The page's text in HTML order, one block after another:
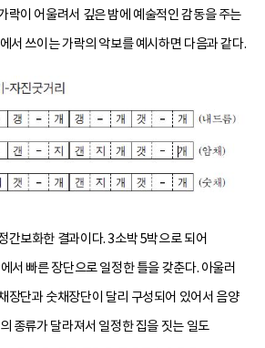
락이 어울려서 깊은 밤에 예술적인 감동을 주는
서 쓰이는 가락의 악보를 예시하면 다음과 같다.
간보화한 결과이다. 3소박 5박으로 되어
서 빠른 장단으로 일정한 틀을 갖춘다. 아울러
장단과 숫채장단이 달리 구성되어 있어서 음양
종류가 달라져서 일정한 집을 짓는 일도